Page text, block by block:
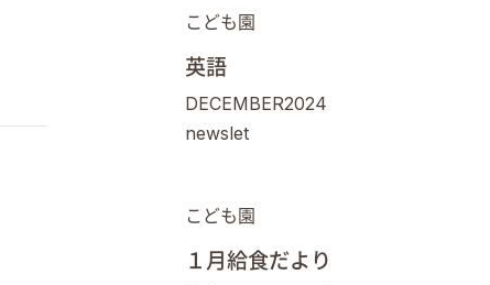
こども園
英語
DECEMBER2024
newslet
こども園
１月給食だより